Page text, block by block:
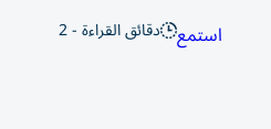
استمع دقائق القراءة - 2